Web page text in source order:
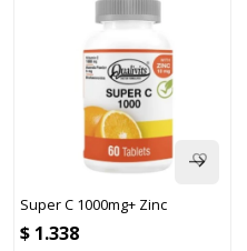
Active Energy Natural